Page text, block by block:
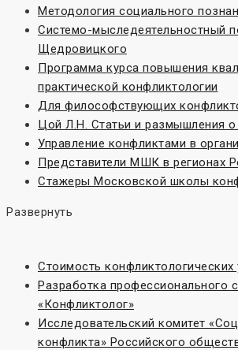
Методология социального
Системо-мыследеятельностный
Щедровицкого
Программа курса повышения
практической конфликтологии
Для философствующих
Цой Л.Н. Статьи и размышления о
Управление конфликтами в
Представители МШК в регионах
Стажеры Московской школы
Развернуть
Стоимость конфликтологических
Разработка профессионального
«Конфликтолог»
Исследовательский комитет
конфликта» Российского